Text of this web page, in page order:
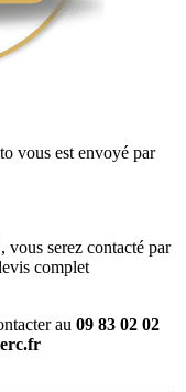
vous est envoyé par
serez contacté par
complet
au 09 83 02 02